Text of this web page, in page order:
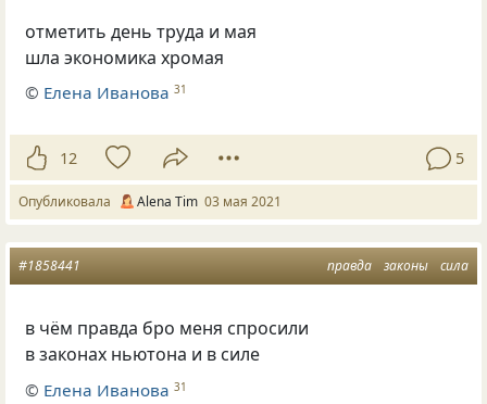
отметить день труда и мая
шла экономика хромая
© Елена Иванова 31
12 5
Опубликовала Alena Tim 03 мая 2021
правда законы сила
#1858441
в чём правда бро меня спросили
в законах ньютона и в силе
© Елена Иванова 31